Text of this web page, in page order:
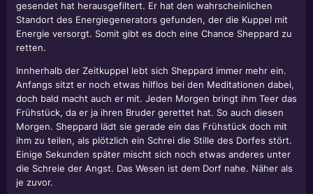
gesendet hat herausgefiltert. Er hat den wahrscheinlichen
Standort des Energiegenerators gefunden, der die Kuppel mit
Energie versorgt. Somit gibt es doch eine Chance Sheppard zu
retten.
Innherhalb der Zeitkuppel lebt sich Sheppard immer mehr ein.
Anfangs sitzt er noch etwas hilflos bei den Meditationen dabei,
doch bald macht auch er mit. Jeden Morgen bringt ihm Teer das
Frühstück, da er ja ihren Bruder gerettet hat. So auch diesen
Morgen. Sheppard lädt sie gerade ein das Frühstück doch mit
ihm zu teilen, als plötzlich ein Schrei die Stille des Dorfes stört.
Einige Sekunden später mischt sich noch etwas anderes unter
die Schreie der Angst. Das Wesen ist dem Dorf nahe. Näher als
je zuvor.